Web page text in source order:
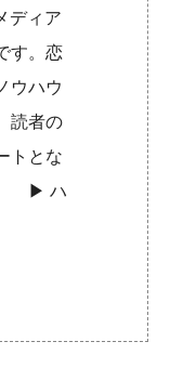
ディア
す。恋
ウハウ
読者の
トとな
。 ▶︎ハ